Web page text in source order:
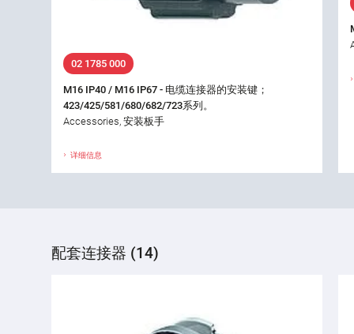
02 1785 000
M16 IP40 / M16 IP67 - 电缆连接器的安装键；
423/425/581/680/682/723系列。
Accessories, 安装板手
详细信息
配套连接器 (14)